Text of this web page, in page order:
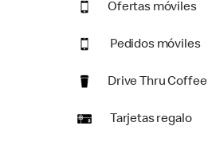
Ofertas móviles
Pedidos móviles
Drive Thru Coffee
Tarjetas regalo